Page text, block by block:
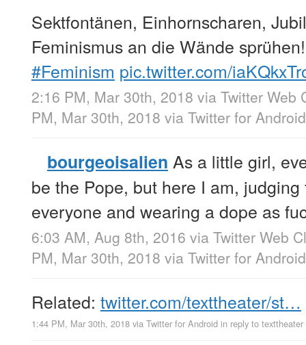
Sektfontänen, Einhornscharen,
Feminismus an die Wände sprühen!
#Feminism pic.twitter.com/
2:16 PM, Mar 30th, 2018 via Twitter Web
PM, Mar 30th, 2018 via Twitter for Android
bourgeoisalien As a little girl,
be the Pope, but here I am,
everyone and wearing a dope as
6:03 AM, Aug 8th, 2016 via Twitter Web
PM, Mar 30th, 2018 via Twitter for Android
Related: twitter.com/texttheater/st…
1:44 PM, Mar 30th, 2018 via Twitter for Android in reply to texttheater